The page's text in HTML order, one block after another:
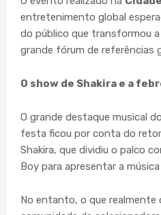
entretenimento global
do público que transformou
grande fórum de referências
O show de Shakira e a
O grande destaque musical
festa ficou por conta do
Shakira, que dividiu o palco
Boy para apresentar a
No entanto, o que realmente